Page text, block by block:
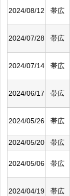
2024/08/12 帯広
2024/07/28 帯広
2024/07/14 帯広
2024/06/17 帯広
2024/05/26 帯広
2024/05/20 帯広
2024/05/06 帯広
2024/04/19 帯広